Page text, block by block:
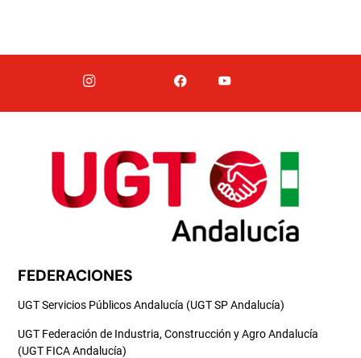
FEDERACIONES
UGT Servicios Públicos Andalucía (UGT SP Andalucía)
UGT Federación de Industria, Construcción y Agro Andalucía
(UGT FICA Andalucía)